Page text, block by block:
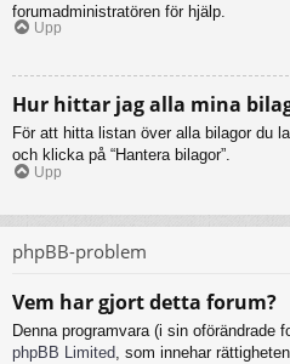
forumadministratören för hjälp.
Upp
Hur hittar jag alla mina
För att hitta listan över alla bilagor du
och klicka på “Hantera bilagor”.
Upp
phpBB-problem
Vem har gjort detta forum?
Denna programvara (i sin oförändrade
phpBB Limited, som innehar